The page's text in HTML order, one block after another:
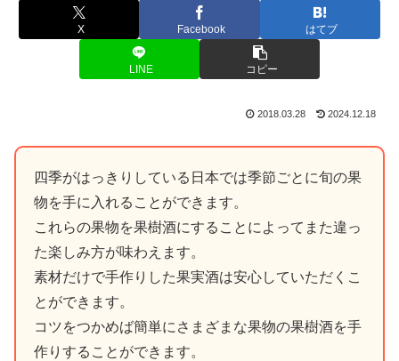
X Facebook はてブ
LINE コピー
2018.03.28 2024.12.18
四季がはっきりしている日本では季節ごとに旬の果
物を手に入れることができます。
これらの果物を果樹酒にすることによってまた違っ
た楽しみ方が味わえます。
素材だけで手作りした果実酒は安心していただくこ
とができます。
コツをつかめば簡単にさまざまな果物の果樹酒を手
作りすることができます。